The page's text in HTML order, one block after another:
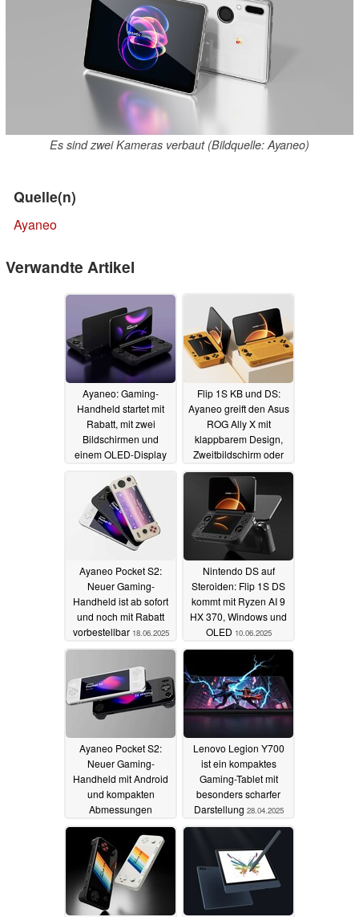
Es sind zwei Kameras verbaut (Bildquelle: Ayaneo)
Quelle(n)
Ayaneo
Verwandte Artikel
Ayaneo: Gaming-
Handheld startet mit
Rabatt, mit zwei
Bildschirmen und
einem OLED-Display
Flip 1S KB und DS:
Ayaneo greift den Asus
ROG Ally X mit
klappbarem Design,
Zweitbildschirm oder
Tastatur an10.07.2025
Ayaneo Pocket S2:
Neuer Gaming-
Handheld ist ab sofort
und noch mit Rabatt
vorbestellbar 18.06.2025
Nintendo DS auf
Steroiden: Flip 1S DS
kommt mit Ryzen AI 9
HX 370, Windows und
OLED 10.06.2025
Ayaneo Pocket S2:
Neuer Gaming-
Handheld mit Android
und kompakten
Abmessungen
vorgestellt29.05.2025
Lenovo Legion Y700
ist ein kompaktes
Gaming-Tablet mit
besonders scharfer
Darstellung 28.04.2025